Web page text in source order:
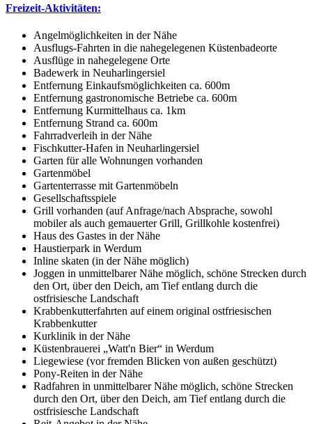
Freizeit-Aktivitäten:
Angelmöglichkeiten in der Nähe
Ausflugs-Fahrten in die nahegelegenen Küstenbadeorte
Ausflüge in nahegelegene Orte
Badewerk in Neuharlingersiel
Entfernung Einkaufsmöglichkeiten ca. 600m
Entfernung gastronomische Betriebe ca. 600m
Entfernung Kurmittelhaus ca. 1km
Entfernung Strand ca. 600m
Fahrradverleih in der Nähe
Fischkutter-Hafen in Neuharlingersiel
Garten für alle Wohnungen vorhanden
Gartenmöbel
Gartenterrasse mit Gartenmöbeln
Gesellschaftsspiele
Grill vorhanden (auf Anfrage/nach Absprache, sowohl
mobiler als auch gemauerter Grill, Grillkohle kostenfrei)
Haus des Gastes in der Nähe
Haustierpark in Werdum
Inline skaten (in der Nähe möglich)
Joggen in unmittelbarer Nähe möglich, schöne Strecken durch
den Ort, über den Deich, am Tief entlang durch die
ostfrisiesche Landschaft
Krabbenkutterfahrten auf einem original ostfriesischen
Krabbenkutter
Kurklinik in der Nähe
Küstenbrauerei „Watt'n Bier“ in Werdum
Liegewiese (vor fremden Blicken von außen geschützt)
Pony-Reiten in der Nähe
Radfahren in unmittelbarer Nähe möglich, schöne Strecken
durch den Ort, über den Deich, am Tief entlang durch die
ostfrisiesche Landschaft